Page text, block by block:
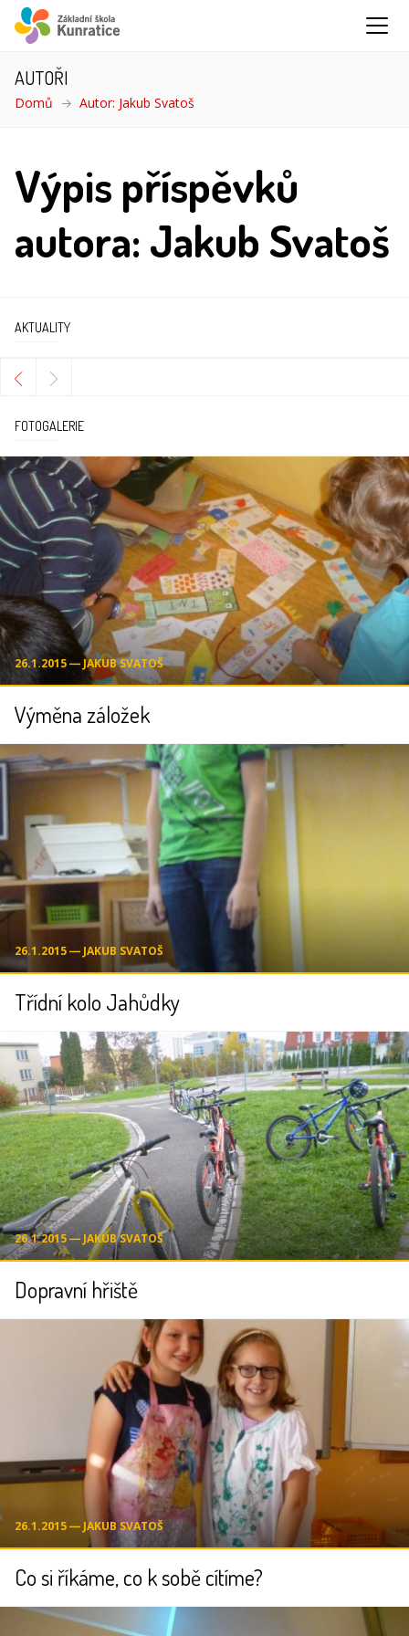
AUTOŘI
Domů Autor: Jakub Svatoš
Výpis příspěvků
autora: Jakub Svatoš
AKTUALITY
FOTOGALERIE
26.1.2015 ― JAKUB SVATOŠ
Výměna záložek
26.1.2015 ― JAKUB SVATOŠ
Třídní kolo Jahůdky
26.1.2015 ― JAKUB SVATOŠ
Dopravní hřiště
26.1.2015 ― JAKUB SVATOŠ
Co si říkáme, co k sobě cítíme?